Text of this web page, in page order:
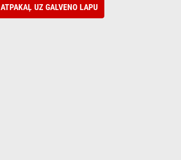
ATPAKAĻ UZ GALVENO LAPU